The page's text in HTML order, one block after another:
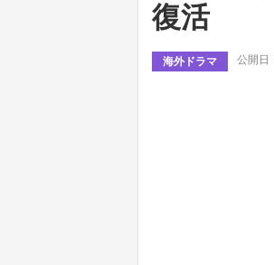
復活
海外ドラマ 公開日